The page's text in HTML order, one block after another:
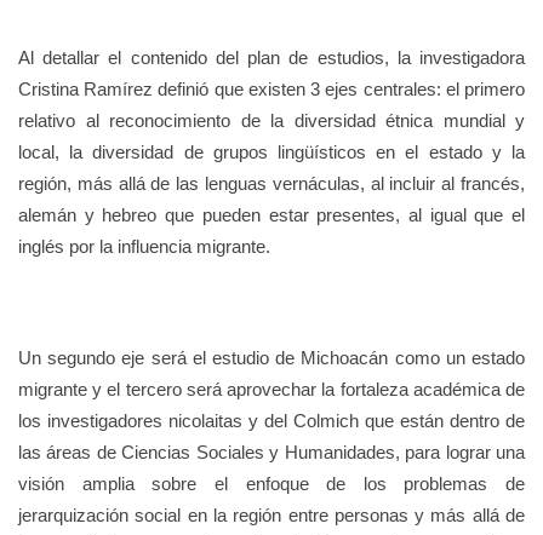
Al detallar el contenido del plan de estudios, la investigadora
Cristina Ramírez definió que existen 3 ejes centrales: el primero
relativo al reconocimiento de la diversidad étnica mundial y
local, la diversidad de grupos lingüísticos en el estado y la
región, más allá de las lenguas vernáculas, al incluir al francés,
alemán y hebreo que pueden estar presentes, al igual que el
inglés por la influencia migrante.
Un segundo eje será el estudio de Michoacán como un estado
migrante y el tercero será aprovechar la fortaleza académica de
los investigadores nicolaitas y del Colmich que están dentro de
las áreas de Ciencias Sociales y Humanidades, para lograr una
visión amplia sobre el enfoque de los problemas de
jerarquización social en la región entre personas y más allá de